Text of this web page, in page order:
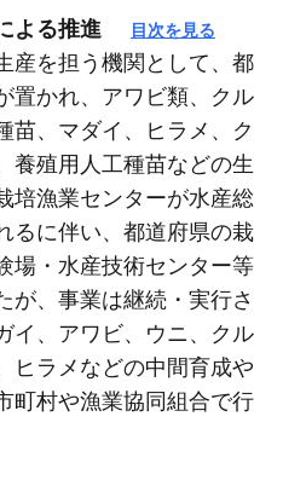
よる推進 目次を見る
産を担う機関として、都
置かれ、アワビ類、クル
苗、マダイ、ヒラメ、ク
養殖用人工種苗などの生
培漁業センターが水産総
るに伴い、都道府県の栽
場・水産技術センター等
が、事業は継続・実行さ
イ、アワビ、ウニ、クル
ヒラメなどの中間育成や
町村や漁業協同組合で行